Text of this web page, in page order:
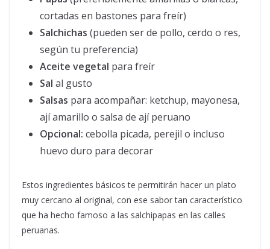
cortadas en bastones para freír)
Salchichas (pueden ser de pollo, cerdo o res,
según tu preferencia)
Aceite vegetal para freír
Sal al gusto
Salsas para acompañar: ketchup, mayonesa,
ají amarillo o salsa de ají peruano
Opcional: cebolla picada, perejil o incluso
huevo duro para decorar
Estos ingredientes básicos te permitirán hacer un plato
muy cercano al original, con ese sabor tan característico
que ha hecho famoso a las salchipapas en las calles
peruanas.